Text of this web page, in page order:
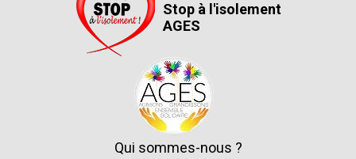
Stop à l'isolement
AGES
Qui sommes-nous ?